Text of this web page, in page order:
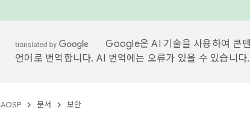
Google은 AI 기술을 사용하여 콘
언어로 번역합니다. AI 번역에는 오류가 있을 수 있습니다.
AOSP 문서 보안